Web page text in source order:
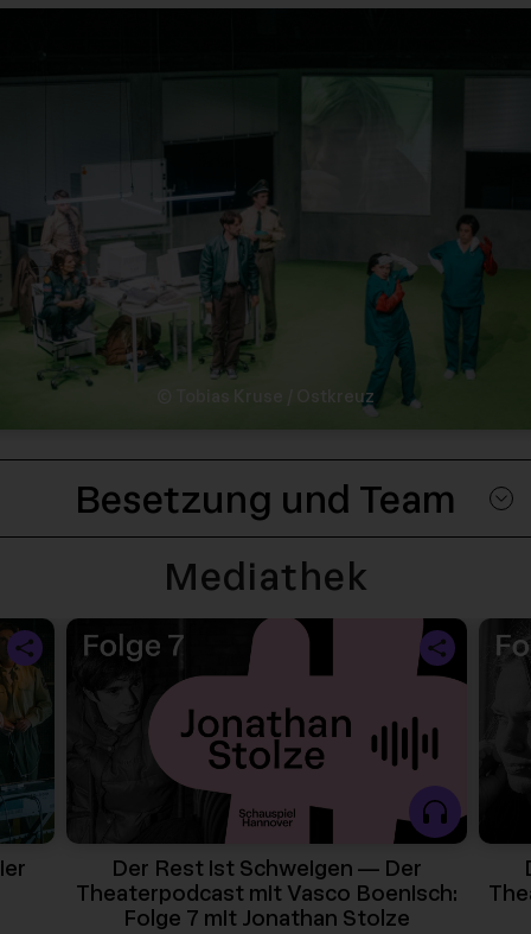
© Tobias Kruse / Ostkreuz
Besetzung und Team
Mediathek
— Der Theaterpodcast mit Vasco Boenisch:
- Trailer: Die Frau mit den vier Armen - 25066
Der Rest ist Schweigen — Der
Theaterpodcast mit Vasco Boenisch:
Folge 7 mit Jonathan StolzePlay